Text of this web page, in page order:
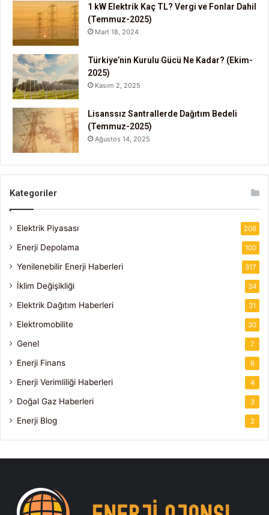
1 kW Elektrik Kaç TL? Vergi ve Fonlar Dahil
(Temmuz-2025)
Mart 18, 2024
Türkiye’nin Kurulu Gücü Ne Kadar? (Ekim-
2025)
Kasım 2, 2025
Lisanssız Santrallerde Dağıtım Bedeli
(Temmuz-2025)
Ağustos 14, 2025
Kategoriler
Elektrik Piyasası 206
Enerji Depolama 100
Yenilenebilir Enerji Haberleri 317
İklim Değişikliği 34
Elektrik Dağıtım Haberleri 31
Elektromobilite 30
Genel 7
Enerji Finans 6
Enerji Verimliliği Haberleri 4
Doğal Gaz Haberleri 3
Enerji Blog 2